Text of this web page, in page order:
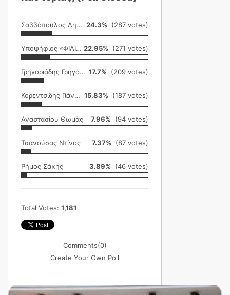
Σαββόπουλος Δημήτρης 24.3% (287 votes)
Υποψήφιος «ΦΙΛΙΚΗ ΕΤΑΙΡΕΙΑ» 22.95% (271 votes)
Γρηγοριάδης Γρηγόρης 17.7% (209 votes)
Κορεντσίδης Γιάννης 15.83% (187 votes)
Αναστασίου Θωμάς 7.96% (94 votes)
Τσανούσας Ντίνος 7.37% (87 votes)
Ρήμος Σάκης 3.89% (46 votes)
Total Votes: 1,181
Comments(0)
Create Your Own Poll